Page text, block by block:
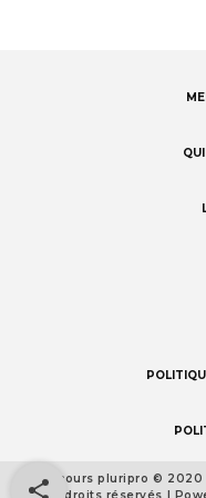
Footer
Concours pluripro ©